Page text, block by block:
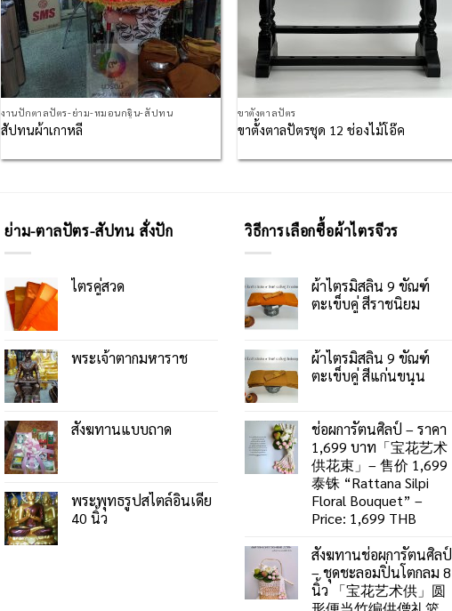
งานปักตาลปัตร-ย่าม-หมอนกฐิน-สัปทน
สัปทนผ้าเกาหลี
ขาตั้งตาลปัตร
ขาตั้งตาลปัตรชุด 12 ช่องไม้โอ๊ค
ย่าม-ตาลปัตร-สัปทน สั่งปัก
ไตรคู่สวด
พระเจ้าตากมหาราช
สังฆทานแบบถาด
พระพุทธรูปสไตล์อินเดีย
40 นิ้ว
วิธีการเลือกซื้อผ้าไตรจีวร
ผ้าไตรมิสลิน 9 ขัณฑ์
ตะเข็บคู่ สีราชนิยม
ผ้าไตรมิสลิน 9 ขัณฑ์
ตะเข็บคู่ สีแก่นขนุน
ช่อผการัตนศิลป์ – ราคา
1,699 บาท「宝花艺术
供花束」– 售价 1,699
泰铢 “Rattana Silpi
Floral Bouquet” –
Price: 1,699 THB
สังฆทานช่อผการัตนศิลป์
– ชุดชะลอมปิ่นโตกลม 8
นิ้ว 「宝花艺术供」圆